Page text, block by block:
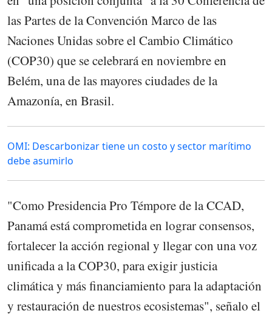
las Partes de la Convención Marco de las
Naciones Unidas sobre el Cambio Climático
(COP30) que se celebrará en noviembre en
Belém, una de las mayores ciudades de la
Amazonía, en Brasil.
OMI: Descarbonizar tiene un costo y sector marítimo
debe asumirlo
"Como Presidencia Pro Témpore de la CCAD,
Panamá está comprometida en lograr consensos,
fortalecer la acción regional y llegar con una voz
unificada a la COP30, para exigir justicia
climática y más financiamiento para la adaptación
y restauración de nuestros ecosistemas", señalo el